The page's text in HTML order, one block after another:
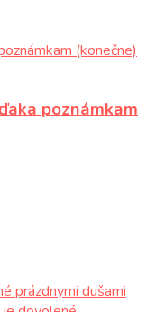
poznámkam
prázdnymi dušami